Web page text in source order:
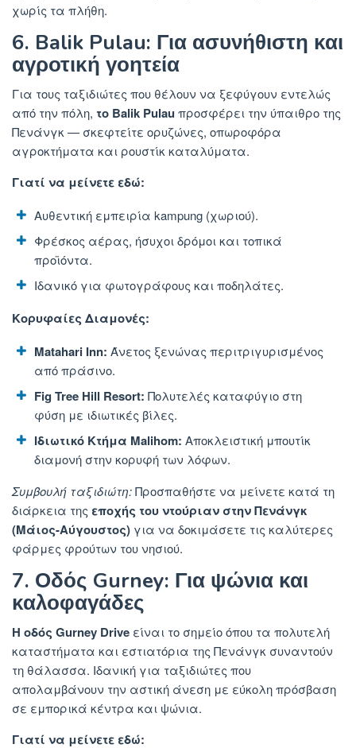
χωρίς τα πλήθη.
6. Balik Pulau: Για ασυνήθιστη και
αγροτική γοητεία
Για τους ταξιδιώτες που θέλουν να ξεφύγουν εντελώς
από την πόλη, το Balik Pulau προσφέρει την ύπαιθρο της
Πενάνγκ — σκεφτείτε ορυζώνες, οπωροφόρα
αγροκτήματα και ρουστίκ καταλύματα.
Γιατί να μείνετε εδώ:
Αυθεντική εμπειρία kampung (χωριού).
Φρέσκος αέρας, ήσυχοι δρόμοι και τοπικά
προϊόντα.
Ιδανικό για φωτογράφους και ποδηλάτες.
Κορυφαίες Διαμονές:
Matahari Inn: Άνετος ξενώνας περιτριγυρισμένος
από πράσινο.
Fig Tree Hill Resort: Πολυτελές καταφύγιο στη
φύση με ιδιωτικές βίλες.
Ιδιωτικό Κτήμα Malihom: Αποκλειστική μπουτίκ
διαμονή στην κορυφή των λόφων.
Συμβουλή ταξιδιώτη:Προσπαθήστε να μείνετε κατά τη
διάρκεια της εποχής του ντούριαν στην Πενάνγκ
(Μάιος-Αύγουστος) για να δοκιμάσετε τις καλύτερες
φάρμες φρούτων του νησιού.
7. Οδός Gurney: Για ψώνια και
καλοφαγάδες
Η οδός Gurney Drive είναι το σημείο όπου τα πολυτελή
καταστήματα και εστιατόρια της Πενάνγκ συναντούν
τη θάλασσα. Ιδανική για ταξιδιώτες που
απολαμβάνουν την αστική άνεση με εύκολη πρόσβαση
σε εμπορικά κέντρα και ψώνια.
Γιατί να μείνετε εδώ: